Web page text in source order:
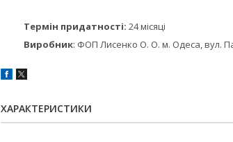
Термін придатності: 24 місяці
Виробник: ФОП Лисенко О. О. м. Одеса, вул.
ХАРАКТЕРИСТИКИ